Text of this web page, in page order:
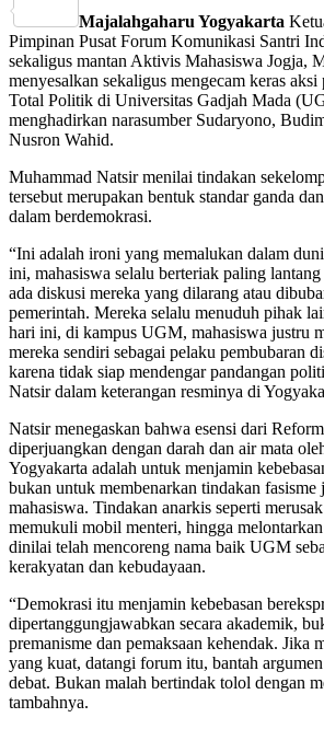
Share
Majalahgaharu Yogyakarta
Pimpinan Pusat Forum Komunikasi Santri
sekaligus mantan Aktivis Mahasiswa Jogja,
menyesalkan sekaligus mengecam keras
Total Politik di Universitas Gadjah Mada
menghadirkan narasumber Sudaryono,
Nusron Wahid.
Muhammad Natsir menilai tindakan
tersebut merupakan bentuk standar ganda
dalam berdemokrasi.
“Ini adalah ironi yang memalukan dalam
ini, mahasiswa selalu berteriak paling
ada diskusi mereka yang dilarang atau
pemerintah. Mereka selalu menuduh pihak
hari ini, di kampus UGM, mahasiswa justru
mereka sendiri sebagai pelaku pembubaran
karena tidak siap mendengar pandangan
Natsir dalam keterangan resminya di
Natsir menegaskan bahwa esensi dari
diperjuangkan dengan darah dan air mata
Yogyakarta adalah untuk menjamin
bukan untuk membenarkan tindakan fasisme
mahasiswa. Tindakan anarkis seperti
memukuli mobil menteri, hingga
dinilai telah mencoreng nama baik UGM
kerakyatan dan kebudayaan.
“Demokrasi itu menjamin kebebasan
dipertanggungjawabkan secara akademik,
premanisme dan pemaksaan kehendak. Jika
yang kuat, datangi forum itu, bantah
debat. Bukan malah bertindak tolol dengan
tambahnya.